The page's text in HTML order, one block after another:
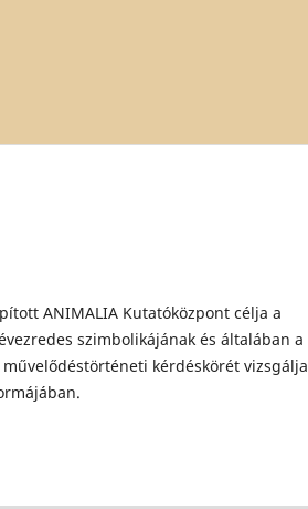
ANIMALIA Kutatóközpont célja a
szimbolikájának és általában a
kérdéskörét vizsgálja